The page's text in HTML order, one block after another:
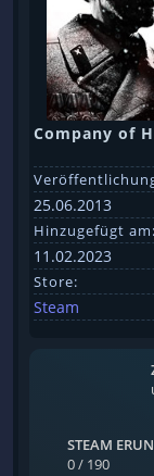
Company of
25.06.2013
Hinzugefügt am:
11.02.2023
Store:
Steam
STEAM
0 / 190